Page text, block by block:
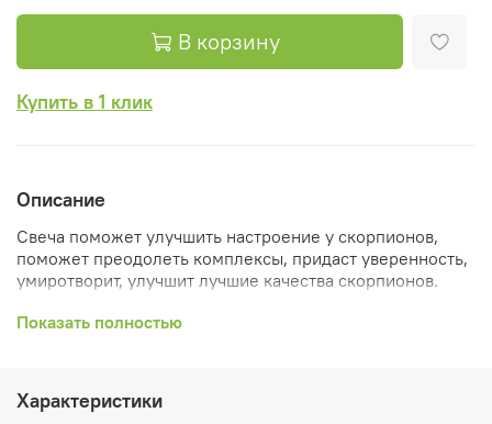
В корзину
Купить в 1 клик
Описание
Свеча поможет улучшить настроение у скорпионов,
поможет преодолеть комплексы, придаст уверенность,
умиротворит, улучшит лучшие качества скорпионов.
Планета: Плутон;
некое таинство, присущее людям этого знака
Показать полностью
Характеристики